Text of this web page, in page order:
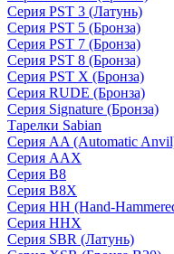
Серия PST 3 (Латунь)
Серия PST 5 (Бронза)
Серия PST 7 (Бронза)
Серия PST 8 (Бронза)
Серия PST X (Бронза)
Серия RUDE (Бронза)
Серия Signature (Бронза)
Тарелки Sabian
Серия AA (Automatic
Серия AAX
Серия B8
Серия B8X
Серия HH (Hand-
Серия HHX
Серия SBR (Латунь)